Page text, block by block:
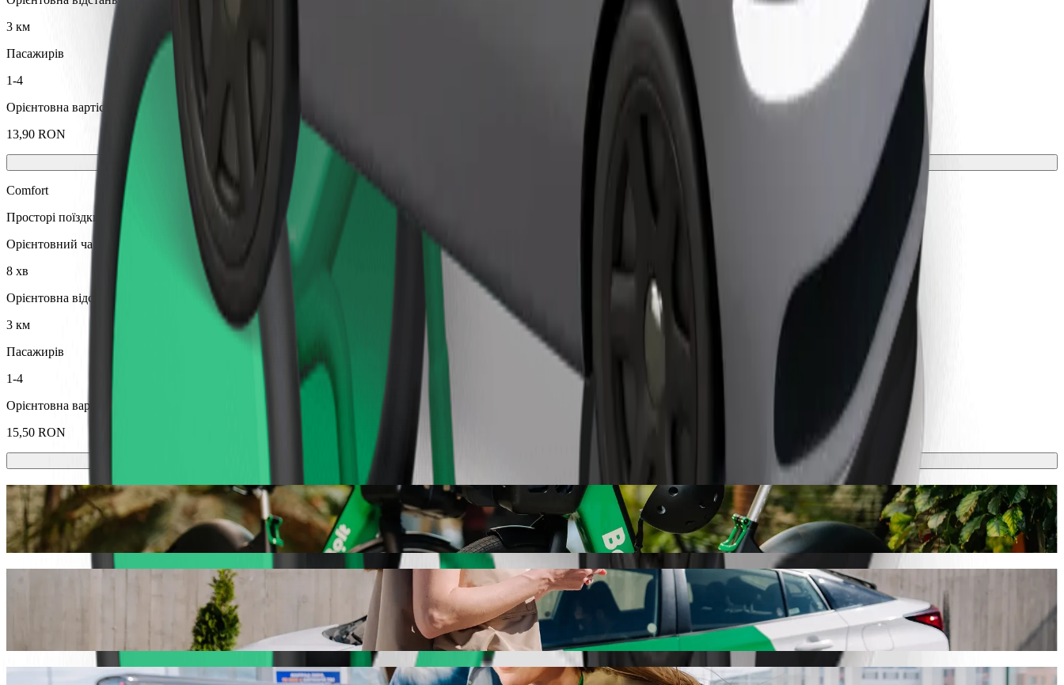
3 км
Пасажирів
1-4
Орієнтовна вартість
13,90 RON
Comfort
Просторі поїздки з більшим простором для ніг та місцем для зберігання речей
Орієнтовний час поїздки
8 хв
Орієнтовна відстань
3 км
Пасажирів
1-4
Орієнтовна вартість
15,50 RON
Самокати або електровелосипеди?
Подорожуй містом Сучава, використовуючи самокати або електровелосипеди
Завантажити Bolt
Діставайся від Biserica Sfânta Cruce до Bukovina Museum. Ethnographic Department, викликавши авто в Bolt
Ми рекомендуємо викликати авто з водієм Bolt, якщо ти хочеш доступно дістатися до Bukovina Museum. Ethnographic Department. З Bolt ця поїздка займе близько 8 хв і коштуватиме приблизно
13,90 RON RON. Який би не був привід, ми знайдемо для тебе ідеальний транспортний засіб.
Послуги Bolt, щоб дістатися від Biserica Sfânta Cruce до Bukovina Museum. Ethnographic Department